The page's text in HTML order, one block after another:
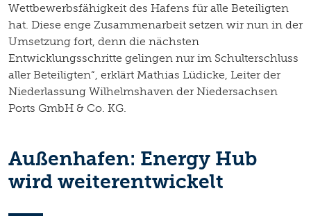
Wettbewerbsfähigkeit des Hafens für alle Beteiligten
hat. Diese enge Zusammenarbeit setzen wir nun in der
Umsetzung fort, denn die nächsten
Entwicklungsschritte gelingen nur im Schulterschluss
aller Beteiligten“, erklärt Mathias Lüdicke, Leiter der
Niederlassung Wilhelmshaven der Niedersachsen
Ports GmbH & Co. KG.
Außenhafen: Energy Hub
wird weiterentwickelt